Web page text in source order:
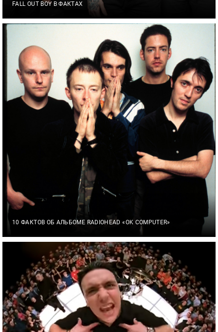
FALL OUT BOY В ФАКТАХ
10 ФАКТОВ ОБ АЛЬБОМЕ RADIOHEAD «OK COMPUTER»